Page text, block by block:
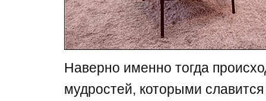
Наверно именно тогда
мудростей, которыми славится